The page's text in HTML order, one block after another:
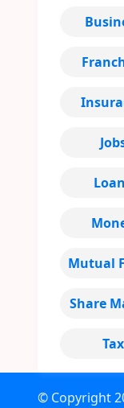
Mutual
Share
Tax
© Copyright